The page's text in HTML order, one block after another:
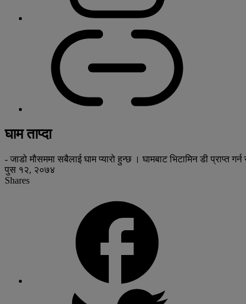
घाम ताप्दा
- जाडो मौसममा सबैलाई घाम प्यारो हुन्छ । घामबाट भिटामिन डी प्राप्त
पुस १२, २०७४
Shares